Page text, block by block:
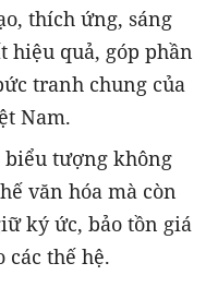
thích ứng, sáng
hiệu quả, góp phần
tranh chung của
Nam.
biểu tượng không
văn hóa mà còn
ký ức, bảo tồn giá
thế hệ.